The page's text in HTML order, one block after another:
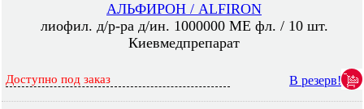
АЛЬФИРОН / ALFIRON
лиофил. д/р-ра д/ин. 1000000 МЕ фл. / 10 шт.
Киевмедпрепарат
Доступно под заказ В резерв!